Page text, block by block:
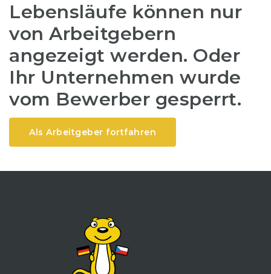
Lebensläufe können nur
von Arbeitgebern
angezeigt werden. Oder
Ihr Unternehmen wurde
vom Bewerber gesperrt.
Als Arbeitgeber fortfahren